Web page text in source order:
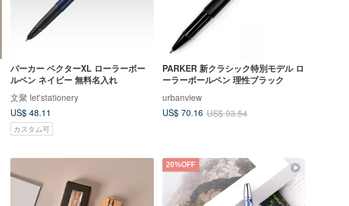
パーカー ベクターXL ローラーボー
ルペン ネイビー 無料名入れ
文聚 let'stationery
US$ 48.11
カスタム可
PARKER 新クラシック特別モデル ロ
ーラーボールペン 理性ブラック
urbanview
US$ 70.16 US$ 93.54
20%OFF